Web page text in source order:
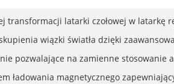
transformacji latarki czołowej w latarkę
wiązki światła dzięki
pozwalające na zamienne
ładowania magnetycznego